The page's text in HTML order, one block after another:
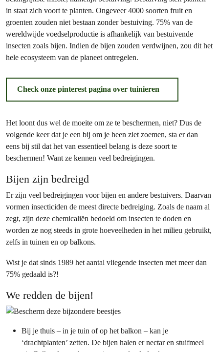
in staat zich voort te planten. Ongeveer 4000 soorten fruit en
groenten zouden niet bestaan zonder bestuiving. 75% van de
wereldwijde voedselproductie is afhankelijk van bestuivende
insecten zoals bijen. Indien de bijen zouden verdwijnen, zou dit het
hele ecosysteem van de planeet ontregelen.
Check onze pinterest pagina over tuinieren
Het loont dus wel de moeite om ze te beschermen, niet? Dus de
volgende keer dat je een bij om je heen ziet zoemen, sta er dan
eens bij stil dat het van essentieel belang is deze soort te
beschermen! Want ze kennen veel bedreigingen.
Bijen zijn bedreigd
Er zijn veel bedreigingen voor bijen en andere bestuivers. Daarvan
vormen insecticiden de meest directe bedreiging. Zoals de naam al
zegt, zijn deze chemicaliën bedoeld om insecten te doden en
worden ze nog steeds in grote hoeveelheden in het milieu gebruikt,
zelfs in tuinen en op balkons.
Wist je dat sinds 1989 het aantal vliegende insecten met meer dan
75% gedaald is?!
We redden de bijen!
Bij je thuis – in je tuin of op het balkon – kan je
‘drachtplanten’ zetten. De bijen halen er nectar en stuifmeel